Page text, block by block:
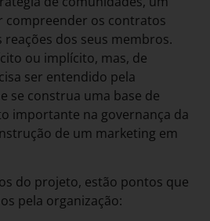
compreender os contratos
reações dos seus membros.
ou implícito, mas, de
ser entendido pela
se construa uma base de
importante na governança da
de um marketing em
do projeto, estão pontos que
pela organização: